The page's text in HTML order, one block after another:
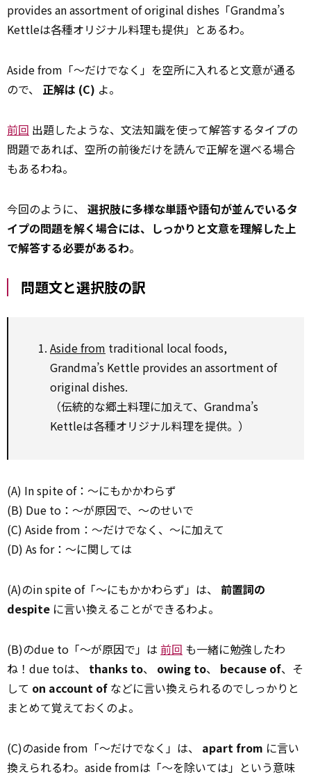
provides an assortment of original dishes「Grandma’s
Kettleは各種オリジナル料理も提供」とあるわ。
Aside from「～だけでなく」を空所に入れると文意が通る
ので、 正解は (C) よ。
前回 出題したような、文法知識を使って解答するタイプの
問題であれば、空所の前後だけを読んで正解を選べる場合
もあるわね。
今回のように、 選択肢に多様な単語や語句が並んでいるタ
イプの問題を解く場合には、しっかりと文意を理解した上
で解答する必要があるわ。
問題文と選択肢の訳
Aside from traditional local foods,
Grandma’s Kettle provides an assortment of
original dishes.
（伝統的な郷土料理に加えて、Grandma’s
Kettleは各種オリジナル料理を提供。）
(A) In spite of：～にもかかわらず
(B) Due to：～が原因で、～のせいで
(C) Aside from：～だけでなく、～に加えて
(D) As for：～に関しては
(A)のin spite of「～にもかかわらず」は、 前置詞の
despite に言い換えることができるわよ。
(B)のdue to「～が原因で」は 前回 も一緒に勉強したわ
ね！due toは、 thanks to、 owing to、 because of、そ
して on account of などに言い換えられるのでしっかりと
まとめて覚えておくのよ。
(C)のaside from「～だけでなく」は、 apart from に言い
換えられるわ。aside fromは「～を除いては」という意味